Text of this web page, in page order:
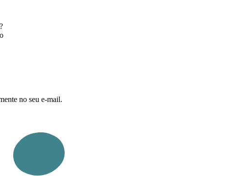
no seu e-mail.